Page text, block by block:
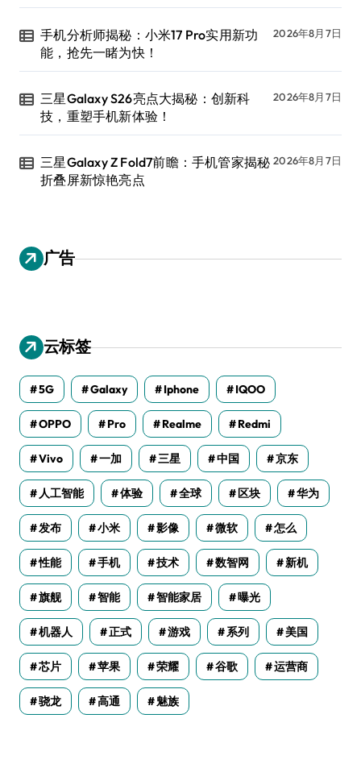
手机分析师揭秘：小米17 Pro实用新功
能，抢先一睹为快！
2026年8月7日
三星Galaxy S26亮点大揭秘：创新科
技，重塑手机新体验！
2026年8月7日
三星Galaxy Z Fold7前瞻：手机管家揭秘
折叠屏新惊艳亮点
2026年8月7日
广告
云标签
5G Galaxy Iphone IQOO
OPPO Pro Realme Redmi
Vivo 一加 三星 中国 京东
人工智能 体验 全球 区块 华为
发布 小米 影像 微软 怎么
性能 手机 技术 数智网 新机
旗舰 智能 智能家居 曝光
机器人 正式 游戏 系列 美国
芯片 苹果 荣耀 谷歌 运营商
骁龙 高通 魅族